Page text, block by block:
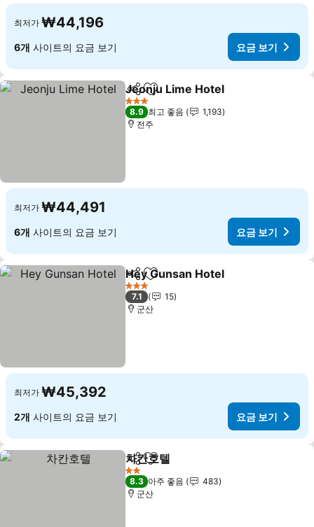
최저가 ₩44,196
6개 사이트의 요금 보기 요금 보기
공유 즐겨찾기에 추가
Jeonju Lime Hotel
3 성급
8.9 최고 좋음
1,193
전주
최저가 ₩44,491
6개 사이트의 요금 보기 요금 보기
공유 즐겨찾기에 추가
Hey Gunsan Hotel
3 성급
7.1
15
군산
최저가 ₩45,392
2개 사이트의 요금 보기 요금 보기
공유 즐겨찾기에 추가
차칸호텔
2 성급
8.3 아주 좋음
483
군산